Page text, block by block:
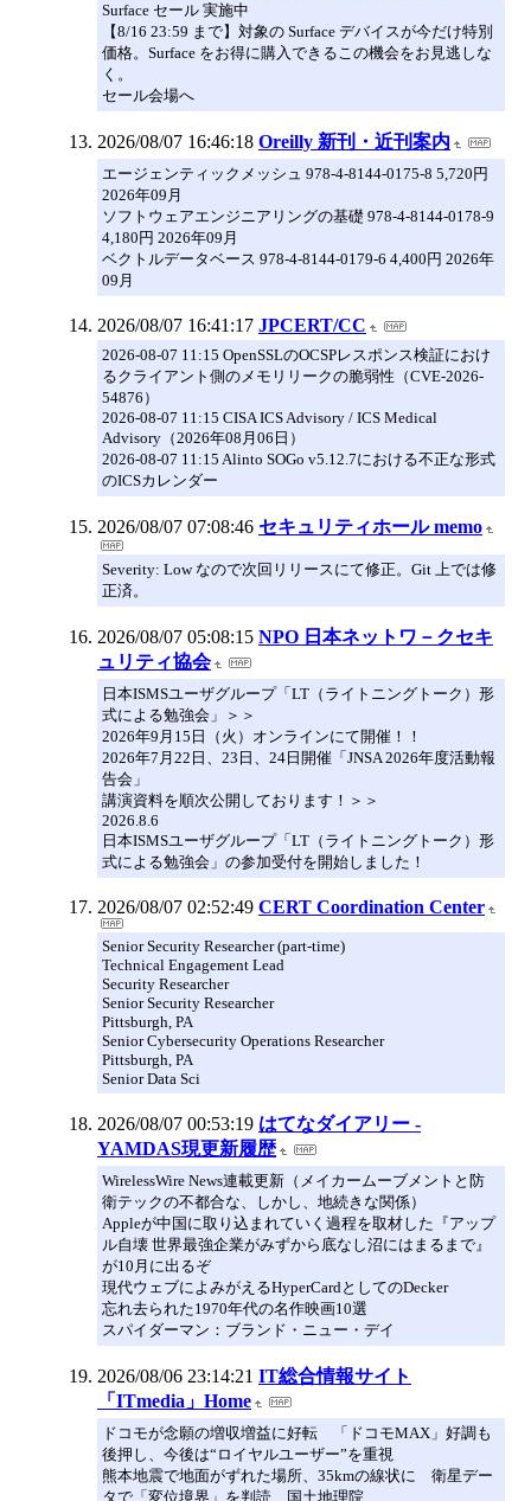
Surface セール 実施中
【8/16 23:59 まで】対象の Surface デバイスが今だけ特別
価格。Surface をお得に購入できるこの機会をお見逃しな
く。
セール会場へ
2026/08/07 16:46:18 Oreilly 新刊・近刊案内
エージェンティックメッシュ 978-4-8144-0175-8 5,720円
2026年09月
ソフトウェアエンジニアリングの基礎 978-4-8144-0178-9
4,180円 2026年09月
ベクトルデータベース 978-4-8144-0179-6 4,400円 2026年
09月
2026/08/07 16:41:17 JPCERT/CC
2026-08-07 11:15 OpenSSLのOCSPレスポンス検証におけ
るクライアント側のメモリリークの脆弱性（CVE-2026-
54876）
2026-08-07 11:15 CISA ICS Advisory / ICS Medical
Advisory（2026年08月06日）
2026-08-07 11:15 Alinto SOGo v5.12.7における不正な形式
のICSカレンダー
2026/08/07 07:08:46 セキュリティホール memo
Severity: Low なので次回リリースにて修正。Git 上では修
正済。
2026/08/07 05:08:15 NPO 日本ネットワ－クセキ
ュリティ協会
日本ISMSユーザグループ「LT（ライトニングトーク）形
式による勉強会」＞＞
2026年9月15日（火）オンラインにて開催！！
2026年7月22日、23日、24日開催「JNSA 2026年度活動報
告会」
講演資料を順次公開しております！＞＞
2026.8.6
日本ISMSユーザグループ「LT（ライトニングトーク）形
式による勉強会」の参加受付を開始しました！
2026/08/07 02:52:49 CERT Coordination Center
Senior Security Researcher (part-time)
Technical Engagement Lead
Security Researcher
Senior Security Researcher
Pittsburgh, PA
Senior Cybersecurity Operations Researcher
Pittsburgh, PA
Senior Data Sci
2026/08/07 00:53:19 はてなダイアリー -
YAMDAS現更新履歴
WirelessWire News連載更新（メイカームーブメントと防
衛テックの不都合な、しかし、地続きな関係）
Appleが中国に取り込まれていく過程を取材した『アップ
ル自壊 世界最強企業がみずから底なし沼にはまるまで』
が10月に出るぞ
現代ウェブによみがえるHyperCardとしてのDecker
忘れ去られた1970年代の名作映画10選
スパイダーマン：ブランド・ニュー・デイ
2026/08/06 23:14:21 IT総合情報サイト
「ITmedia」Home
ドコモが念願の増収増益に好転 「ドコモMAX」好調も
後押し、今後は“ロイヤルユーザー”を重視
熊本地震で地面がずれた場所、35kmの線状に 衛星デー
タで「変位境界」を判読 国土地理院